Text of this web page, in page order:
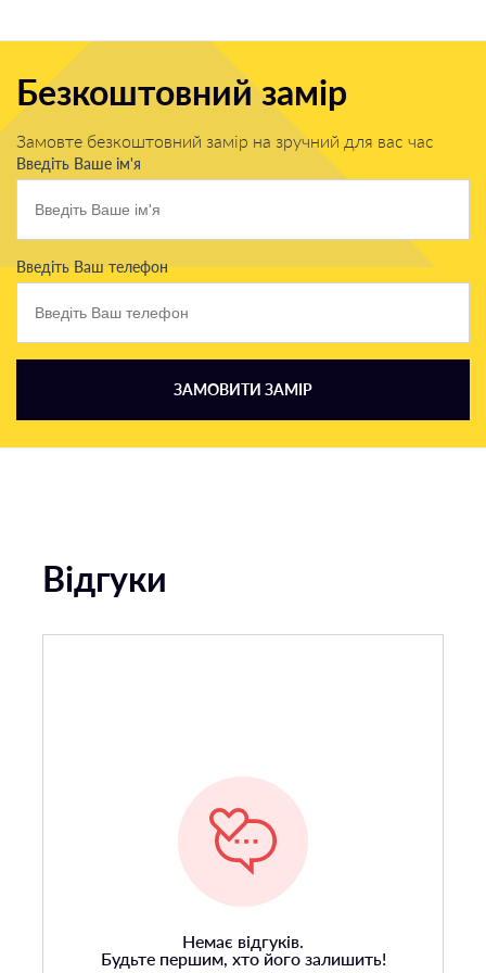
Безкоштовний замір
Замовте безкоштовний замір на зручний для вас час
Введіть Ваше ім'я
Введіть Ваш телефон
ЗАМОВИТИ ЗАМІР
Відгуки
Немає відгуків.
Будьте першим, хто його залишить!